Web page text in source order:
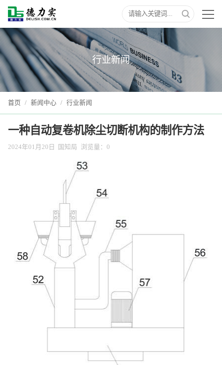
行业新闻
首页 / 新闻中心 / 行业新闻
一种自动复卷机除尘切断机构的制作方法
2024年01月20日 国知局 浏览量： 0